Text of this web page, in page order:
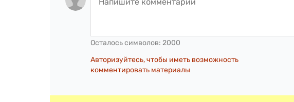
Осталось символов: 2000
Авторизуйтесь, чтобы иметь возможность
комментировать материалы